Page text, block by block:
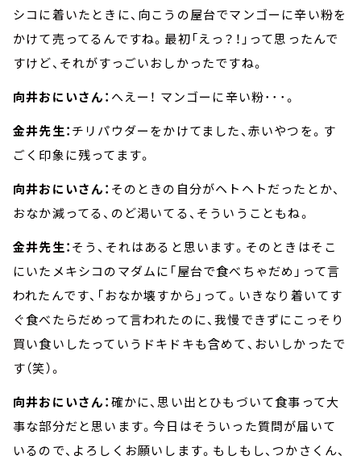
シコに着いたときに、向こうの屋台でマンゴーに辛い粉を
かけて売ってるんですね。最初「えっ？！」って思ったんで
すけど、それがすっごいおしかったですね。
向井おにいさん： へえー！ マンゴーに辛い粉･･･。
金井先生：チリパウダーをかけてました、赤いやつを。す
ごく印象に残ってます。
向井おにいさん： そのときの自分がヘトヘトだったとか、
おなか減ってる、のど渇いてる、そういうこともね。
金井先生：そう、それはあると思います。そのときはそこ
にいたメキシコのマダムに「屋台で食べちゃだめ」って言
われたんです、「おなか壊すから」って。いきなり着いてす
ぐ食べたらだめって言われたのに、我慢できずにこっそり
買い食いしたっていうドキドキも含めて、おいしかったで
す（笑）。
向井おにいさん：確かに、思い出とひもづいて食事って大
事な部分だと思います。今日はそういった質問が届いて
いるので、よろしくお願いします。もしもし、つかさくん、